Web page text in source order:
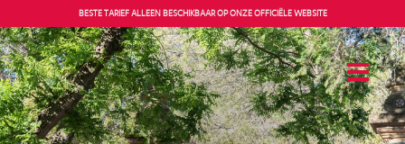
BESTE TARIEF ALLEEN BESCHIKBAAR OP ONZE OFFICIËLE WEBSITE
Cookies beheer paneel